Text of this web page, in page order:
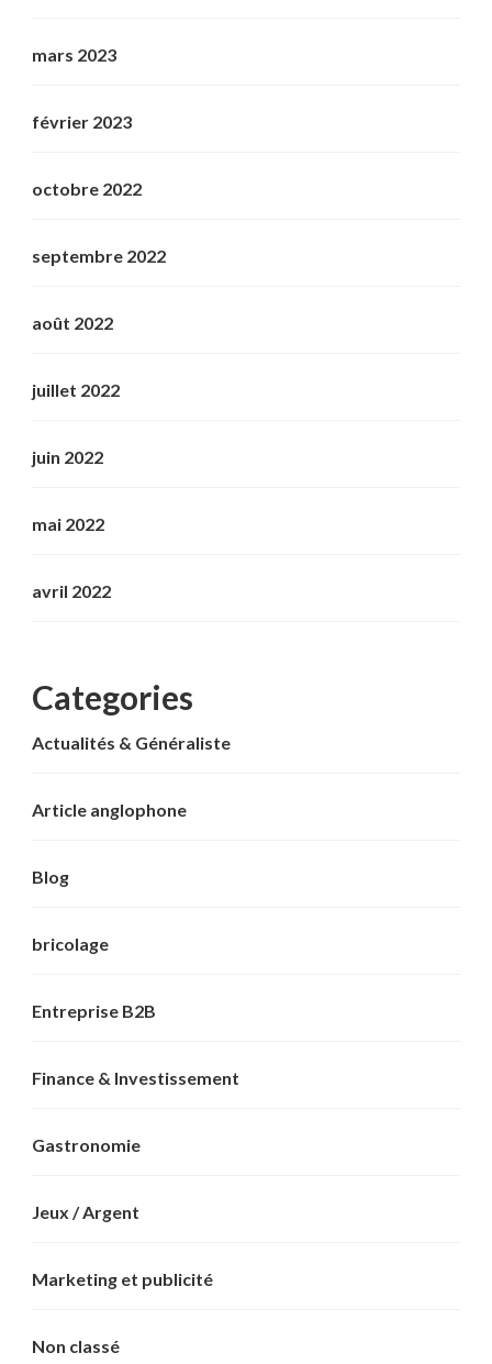
mars 2023
février 2023
octobre 2022
septembre 2022
août 2022
juillet 2022
juin 2022
mai 2022
avril 2022
Categories
Actualités & Généraliste
Article anglophone
Blog
bricolage
Entreprise B2B
Finance & Investissement
Gastronomie
Jeux / Argent
Marketing et publicité
Non classé